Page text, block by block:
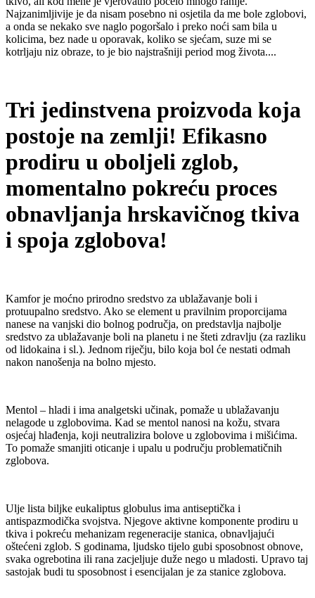
Najzanimljivije je da nisam posebno ni osjetila da me bole zglobovi,
a onda se nekako sve naglo pogoršalo i preko noći sam bila u
kolicima, bez nade u oporavak, koliko se sjećam, suze mi se
kotrljaju niz obraze, to je bio najstrašniji period mog života....
Tri jedinstvena proizvoda koja
postoje na zemlji! Efikasno
prodiru u oboljeli zglob,
momentalno pokreću proces
obnavljanja hrskavičnog tkiva
i spoja zglobova!
Kamfor je moćno prirodno sredstvo za ublažavanje boli i
protuupalno sredstvo. Ako se element u pravilnim proporcijama
nanese na vanjski dio bolnog područja, on predstavlja najbolje
sredstvo za ublažavanje boli na planetu i ne šteti zdravlju (za razliku
od lidokaina i sl.). Jednom riječju, bilo koja bol će nestati odmah
nakon nanošenja na bolno mjesto.
Mentol – hladi i ima analgetski učinak, pomaže u ublažavanju
nelagode u zglobovima. Kad se mentol nanosi na kožu, stvara
osjećaj hlađenja, koji neutralizira bolove u zglobovima i mišićima.
To pomaže smanjiti oticanje i upalu u području problematičnih
zglobova.
Ulje lista biljke eukaliptus globulus ima antiseptička i
antispazmodička svojstva. Njegove aktivne komponente prodiru u
tkiva i pokreću mehanizam regeneracije stanica, obnavljajući
oštećeni zglob. S godinama, ljudsko tijelo gubi sposobnost obnove,
svaka ogrebotina ili rana zacjeljuje duže nego u mladosti. Upravo taj
sastojak budi tu sposobnost i esencijalan je za stanice zglobova.